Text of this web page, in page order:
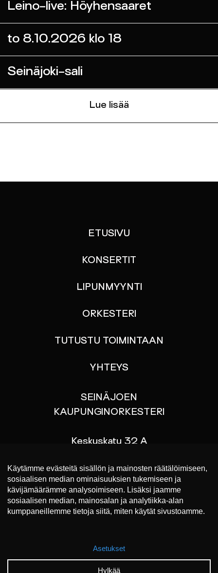
Leino-live: Höyhensaaret
to 8.10.2026 klo 18
Seinäjoki-sali
Lue lisää
ETUSIVU
KONSERTIT
LIPUNMYYNTI
ORKESTERI
TUTUSTU TOIMINTAAN
YHTEYS
SEINÄJOEN
KAUPUNGINORKESTERI
Keskuskatu 32 A
p. 044 767 9070
Liput konsertteihin
https://www.lippu.fi/